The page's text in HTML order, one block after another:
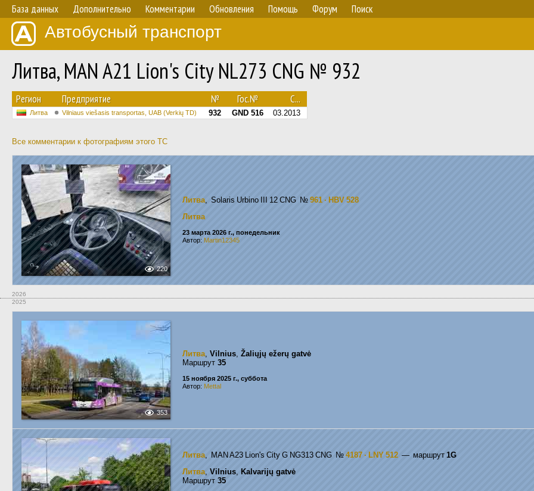
База данных Дополнительно Комментарии Обновления Помощь Форум Поиск
Автобусный транспорт
Литва, MAN A21 Lion's City NL273 CNG № 932
Регион Предприятие № Гос.№ С...
Литва Vilniaus viešasis transportas, UAB (Verkių TD) 932 GND 516 03.2013
Все комментарии к фотографиям этого ТС
220
Литва, Solaris Urbino III 12 CNG № 961 · HBV 528
Литва
23 марта 2026 г., понедельник
Автор: Martin12345
2026
2025
353
Литва, Vilnius, Žaliųjų ežerų gatvė
Маршрут 35
15 ноября 2025 г., суббота
Автор: Mettal
Литва, MAN A23 Lion's City G NG313 CNG № 4187 · LNY 512 — маршрут 1G
Литва, Vilnius, Kalvarijų gatvė
Маршрут 35